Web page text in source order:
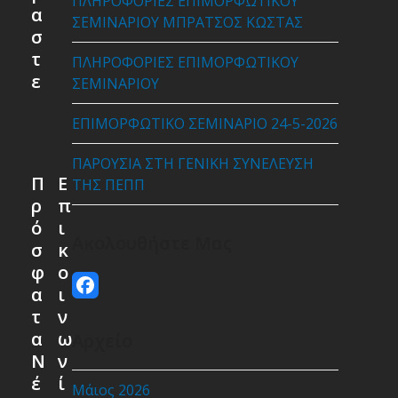
ΣΕΜΙΝΑΡΙΟΥ ΜΠΡΑΤΣΟΣ ΚΩΣΤΑΣ
ΠΛΗΡΟΦΟΡΙΕΣ ΕΠΙΜΟΡΦΩΤΙΚΟΥ
ΣΕΜΙΝΑΡΙΟΥ
ΕΠΙΜΟΡΦΩΤΙΚΟ ΣΕΜΙΝΑΡΙΟ 24-5-2026
ΠΑΡΟΥΣΙΑ ΣΤΗ ΓΕΝΙΚΗ ΣΥΝΕΛΕΥΣΗ
ΤΗΣ ΠΕΠΠ
Facebook
Αρχείο
Μάιος 2026
α
σ
τ
ε
Π
ρ
ό
σ
φ
α
τ
α
Ν
έ
Ε
π
ι
κ
ο
ι
ν
ω
ν
ί